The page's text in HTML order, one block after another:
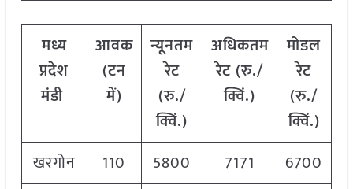
मध्य
प्रदेश
मंडी
आवक
(टन
में)
न्यूनतम
रेट
(रु./
क्विं.)
अधिकतम
रेट (रु./
क्विं.)
मोडल
रेट
(रु./
क्विं.)
खरगोन
110 5800 7171
6700